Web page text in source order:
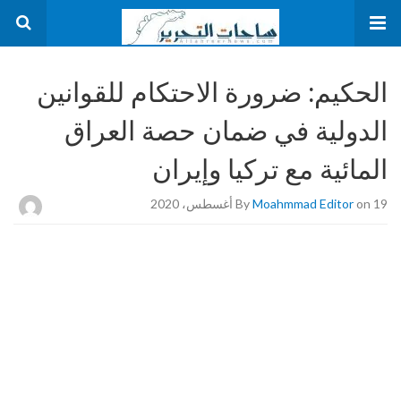
الحكيم: ضرورة الاحتكام للقوانين
الدولية في ضمان حصة العراق
المائية مع تركيا وإيران
ByMoahmmad Editoron 19 أغسطس، 2020